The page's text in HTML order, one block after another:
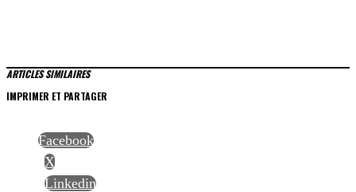
ARTICLES SIMILAIRES
IMPRIMER ET PARTAGER
Facebook
X
Linkedin